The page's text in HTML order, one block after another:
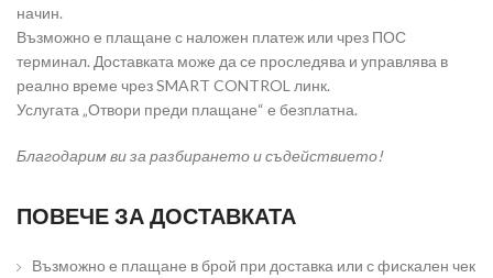
начин.
Възможно е плащане с наложен платеж или чрез ПОС
терминал. Доставката може да се проследява и управлява в
реално време чрез SMART CONTROL линк.
Услугата „Отвори преди плащане“ е безплатна.
Благодарим ви за разбирането и съдействието!
ПОВЕЧЕ ЗА ДОСТАВКАТА
Възможно е плащане в брой при доставка или с фискален чек